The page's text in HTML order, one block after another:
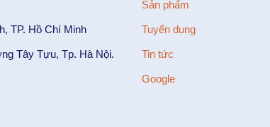
TP. Hồ Chí Minh
Tây Tựu, Tp. Hà Nội.
Sản phẩm
Tuyển dụng
Tin tức
Google